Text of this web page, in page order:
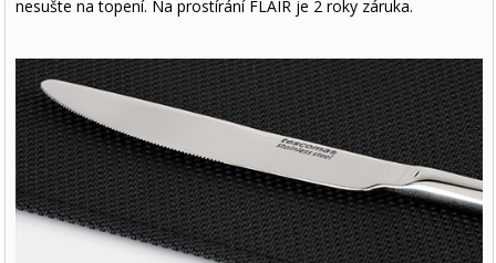
nesušte na topení. Na prostírání FLAIR je 2 roky záruka.